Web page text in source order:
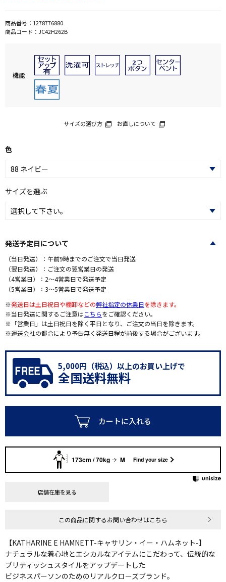
商品番号： 1278776880
商品コード： JC42H262B
機能
サイズの選び方 お直しについて
色
サイズを選ぶ
発送予定日について
（当日発送）：午前9時までのご注文で当日発送
（翌日発送）：ご注文の翌営業日の発送
（4営業日）：2～4営業日で発送予定
（5営業日）：3～5営業日で発送予定
※発送日は土日祝日や棚卸などの弊社指定の休業日を除きます。
※当日発送に関するご注意はこちらをご確認ください。
※「営業日」は土日祝日を除く平日となり、ご注文の当日を除きます。
※運送会社の都合により予告無く発送日程が前後する場合がございます。
5,000円（税込）以上のお買い上げで
全国送料無料
カートに入れる
173cm / 70kg M Find your size
店舗在庫を見る
この商品に関するお問い合わせはこちら
【KATHARINE E HAMNETT-キャサリン・イー・ハムネット-】
ナチュラルな着心地とエシカルなアイテムにこだわって、伝統的な
ブリティッシュスタイルをアップデートした
ビジネスパーソンのためのリアルクローズブランド。